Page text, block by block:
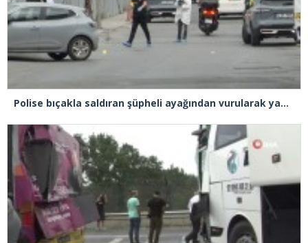
Polise bıçakla saldıran şüpheli ayağından vurularak yakalandı